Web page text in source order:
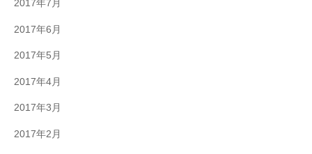
2017年7月
2017年6月
2017年5月
2017年4月
2017年3月
2017年2月